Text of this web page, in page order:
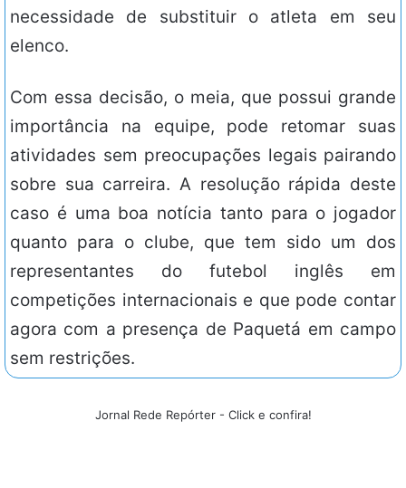
necessidade de substituir o atleta em seu
elenco.
Com essa decisão, o meia, que possui grande
importância na equipe, pode retomar suas
atividades sem preocupações legais pairando
sobre sua carreira. A resolução rápida deste
caso é uma boa notícia tanto para o jogador
quanto para o clube, que tem sido um dos
representantes do futebol inglês em
competições internacionais e que pode contar
agora com a presença de Paquetá em campo
sem restrições.
Jornal Rede Repórter - Click e confira!